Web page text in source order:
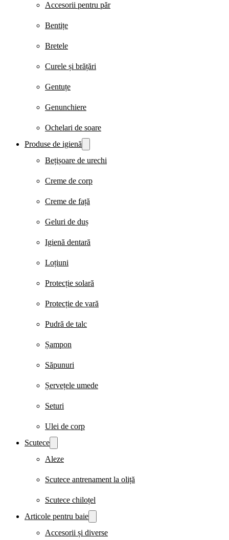
Accesorii pentru păr
Bentițe
Bretele
Curele și brățări
Gentuțe
Genunchiere
Ochelari de soare
Produse de igienă
Bețișoare de urechi
Creme de corp
Creme de față
Geluri de duș
Igienă dentară
Loțiuni
Protecție solară
Protecție de vară
Pudră de talc
Șampon
Săpunuri
Șervețele umede
Seturi
Ulei de corp
Scutece
Aleze
Scutece antrenament la oliță
Scutece chiloțel
Articole pentru baie
Accesorii și diverse